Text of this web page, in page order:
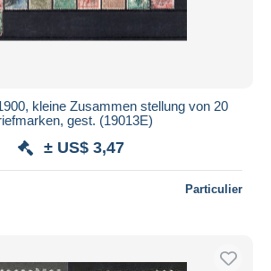
kleine Zusammen stellung von 20
gest. (19013E)
± US$ 3,47
Particulier